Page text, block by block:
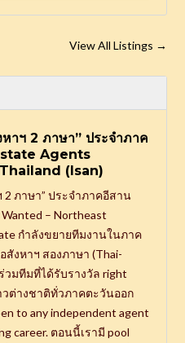
View All Listings →
าฯ 2 ภาษา” ประจำภาค
Agents
(Isan)
ภาษา” ประจำภาคอีสาน
– Northeast
กำลังขยายทีมงานในภาค
งหาฯ สองภาษา (Thai-
วมทีมที่ได้รับรางวัล right
ต่างชาติทั่วภาคตะวันออก
to any independent agent
career. ตอนนี้เรามี pool